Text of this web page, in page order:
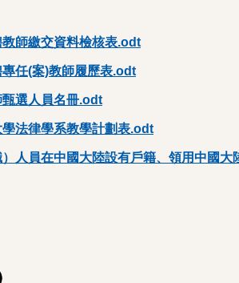
師繳交資料檢核表.odt
任(案)教師履歷表.odt
選人員名冊.odt
學法律學系教學計劃表.odt
人員在中國大陸設有戶籍、領用中國